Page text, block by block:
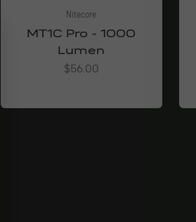
Nitecore
MT1C Pro - 1000
Lumen
Angebot
$56.00